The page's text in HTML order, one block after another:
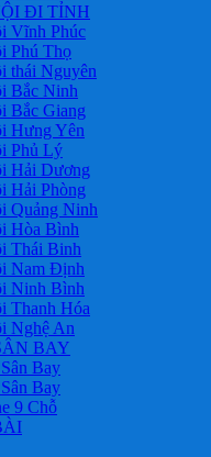
ĐI TỈNH
Vĩnh Phúc
Phú Thọ
thái Nguyên
Bắc Ninh
Bắc Giang
Hưng Yên
Phủ Lý
Hải Dương
Hải Phòng
Quảng Ninh
Hòa Bình
Thái Binh
Nam Định
Ninh Bình
Thanh Hóa
Nghệ An
BAY
Bay
Bay
9 Chỗ